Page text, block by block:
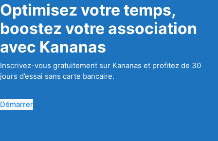
Optimisez votre temps,
boostez votre association
avec Kananas
Inscrivez-vous gratuitement sur Kananas et profitez de 30
jours d’essai sans carte bancaire.
Démarrer